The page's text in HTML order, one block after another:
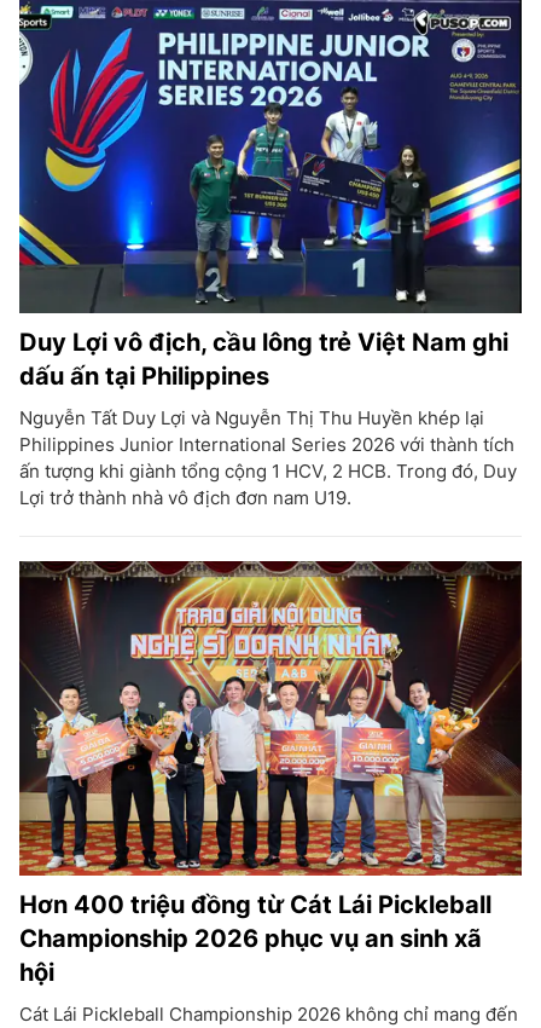
Duy Lợi vô địch, cầu lông trẻ Việt Nam ghi
dấu ấn tại Philippines
Nguyễn Tất Duy Lợi và Nguyễn Thị Thu Huyền khép lại
Philippines Junior International Series 2026 với thành tích
ấn tượng khi giành tổng cộng 1 HCV, 2 HCB. Trong đó, Duy
Lợi trở thành nhà vô địch đơn nam U19.
Hơn 400 triệu đồng từ Cát Lái Pickleball
Championship 2026 phục vụ an sinh xã
hội
Cát Lái Pickleball Championship 2026 không chỉ mang đến